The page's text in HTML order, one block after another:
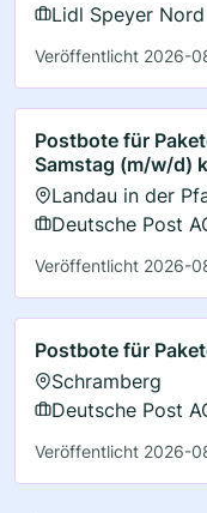
Lidl Speyer Nord
Veröffentlicht 2026-
Postbote für
Samstag (m/w/d)
Landau in der
Deutsche Post
Veröffentlicht 2026-
Postbote für
Schramberg
Deutsche Post
Veröffentlicht 2026-